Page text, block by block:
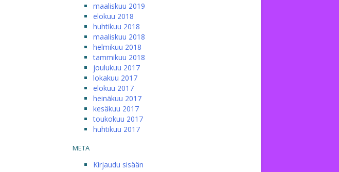
maaliskuu 2019
elokuu 2018
huhtikuu 2018
maaliskuu 2018
helmikuu 2018
tammikuu 2018
joulukuu 2017
lokakuu 2017
elokuu 2017
heinäkuu 2017
kesäkuu 2017
toukokuu 2017
huhtikuu 2017
META
Kirjaudu sisään